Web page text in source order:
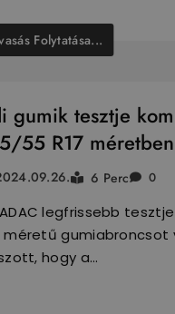
Folytatása...
gumik tesztje
55 R17
6 Perc 0
legfrissebb
méretű gumiabroncsot
hogy a…